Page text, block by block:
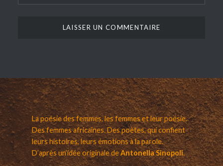
La poésie des femmes, les femmes et leur poésie.
Des femmes africaines. Des poètes, qui confient
leurs histoires, leurs émotions à la parole.
D’après un’idée originale deAntonella Sinopoli.